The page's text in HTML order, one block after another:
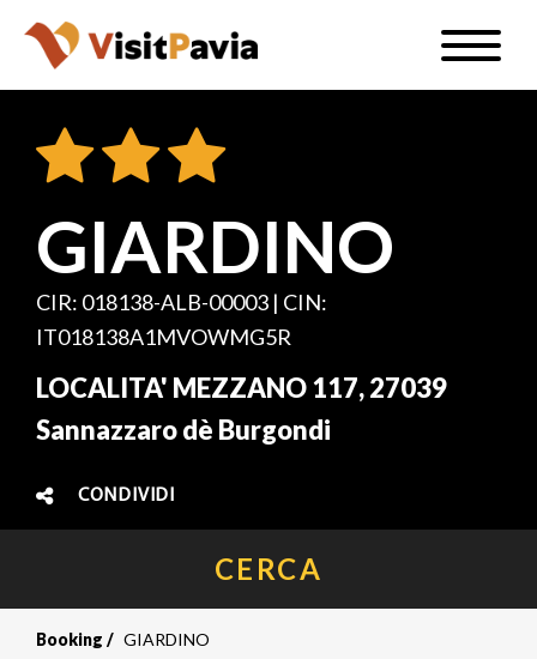
Salta
contenuto
principale
Toggle
IT
#visitpavia
GIARDINO
CIR: 018138-ALB-00003 | CIN:
IT018138A1MVOWMG5R
LOCALITA' MEZZANO 117, 27039
Sannazzaro dè Burgondi
CONDIVIDI
CERCA
Booking GIARDINO